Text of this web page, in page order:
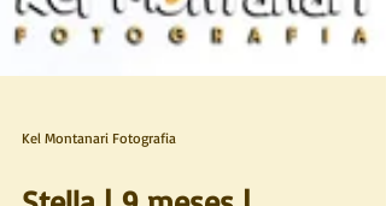
Kel Montanari Fotografia